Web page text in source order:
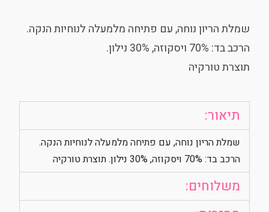
שמלת הריון נוחה, עם פתיחה מלמעלה לנוחיות הנקה.
הרכב בד: 70% ויסקוזה, 30% נילון.
תוצרת טורקיה
תיאור:
שמלת הריון נוחה, עם פתיחה מלמעלה לנוחיות הנקה.
הרכב בד: 70% ויסקוזה, 30% נילון. תוצרת טורקיה
משלוחים: